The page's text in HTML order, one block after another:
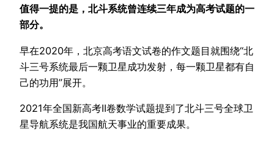
值得一提的是，北斗系统曾连续三年成为高考试题的一
部分。
早在2020年，北京高考语文试卷的作文题目就围绕“北
斗三号系统最后一颗卫星成功发射，每一颗卫星都有自
己的功用”展开。
2021年全国新高考II卷数学试题提到了北斗三号全球卫
星导航系统是我国航天事业的重要成果。